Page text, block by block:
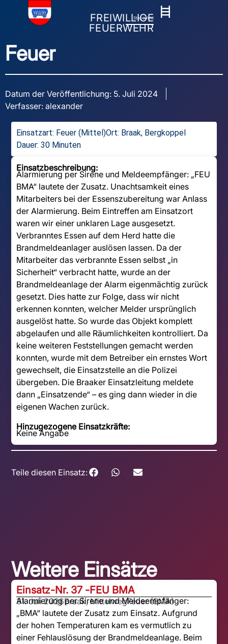
FREIWILLIGE
FEUERWEHR
Stapelfeld
Feuer
Datum der Veröffentlichung: 5. Juli 2024
Verfasser: alexander
Einsatzart: Feuer (Mittel)Ort: Braak, Bergkoppel
Dauer: 30 Minuten
Einsatzbeschreibung:
Alarmierung per Sirene und Meldeempfänger: „FEU
BMA“ lautete der Zusatz. Unachtsamkeit eines
Mitarbeiters bei der Essenszubereitung war Anlass
der Alarmierung. Beim Eintreffen am Einsatzort
waren wir einer unklaren Lage ausgesetzt.
Verbranntes Essen auf dem Herd hatte die
Brandmeldeanlager auslösen lassen. Da der
Mitarbeiter das verbrannte Essen selbst „in
Sicherheit“ verbracht hatte, wurde an der
Brandmeldeanlage der Alarm eigenmächtig zurück
gesetzt. Dies hatte zur Folge, dass wir nicht
erkennen konnten, welcher Melder ursprünglich
ausgelöst hatte. So wurde das Objekt komplett
abgelaufen und alle Räumlichkeiten kontrolliert. Da
keine weiteren Feststellungen gemacht werden
konnten, wurde mit dem Betreiber ein ernstes Wort
gewechselt, die Einsatzstelle an die Polizei
übergeben. Die Braaker Einsatzleitung meldete
dann „Einsatzende“ – es ging dann wieder in die
eigenen Wachen zurück.
Hinzugezogene Einsatzkräfte:
Keine Angabe
Teile diesen Einsatz:
Weitere Einsätze
Einsatz-Nr. 37 -FEU BMA
31. Juli 2026Braak, MittelwegFeuer (BMA)
Alarmierung per Sirene und Meldeempfänger:
„BMA“ lautete der Zusatz zum Einsatz. Aufgrund
der hohen Temperaturen kam es vermutlich zu
einer Fehlauslösung der Brandmeldeanlage. Beim